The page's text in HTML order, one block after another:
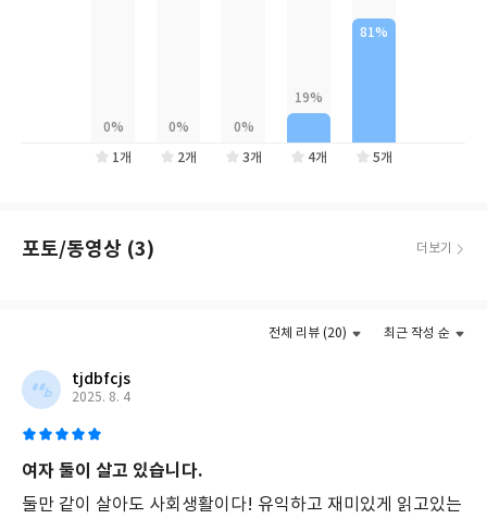
로가 기막히게 잘 맞는 친구임을 발견하고 플라타너스의 바다가 눈
사람은 당장 이삿짐을 들이는 날부터 대혼란에 빠지는데……
여자 둘, 그리고 각자 키우던 두 마리의 고양이들까지―한 지붕 아
한 자료영상을 미리 찾아둔다면 “화산이 폭발하고 용암이 쏟아져내
그러나 얼음벽과 불화살이 맞부딪는 것 같은 이 모든 사건 사고의 끝
울컥 눈물을 쏟는 ‘조그만’ 사람의 폭풍 같은 눈물이 있고, 멀리 여행
을 떠난 동거인에게서 홀가분한 자유를 느끼다 문득 댐이 무너지듯
터뜨리는 울음도 만나게 될 것이다. 너무도 다른 외향인과 내향인이
좌충우돌 또는 오순도순 부대끼며 살아가는 이 조립식 가족의 이야
기 안에는 웃음과 울음이 서로 떼놓을 수 없게 뒤엉켜 있어, 책장을
1개 2개 3개 4개 5개
포토/동영상 (3) 더보기
전체 리뷰 (20) 최근 작성 순
tjdbfcjs
2025. 8. 4
여자 둘이 살고 있습니다.
둘만 같이 살아도 사회생활이다! 유익하고 재미있게 읽고있는